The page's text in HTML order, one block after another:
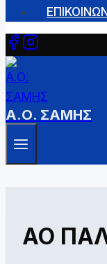
Α.Ο. ΣΑΜΗΣ
ΑΟ